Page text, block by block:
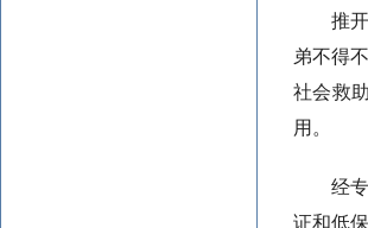
推
弟不得
社会救
用。
经
证和低